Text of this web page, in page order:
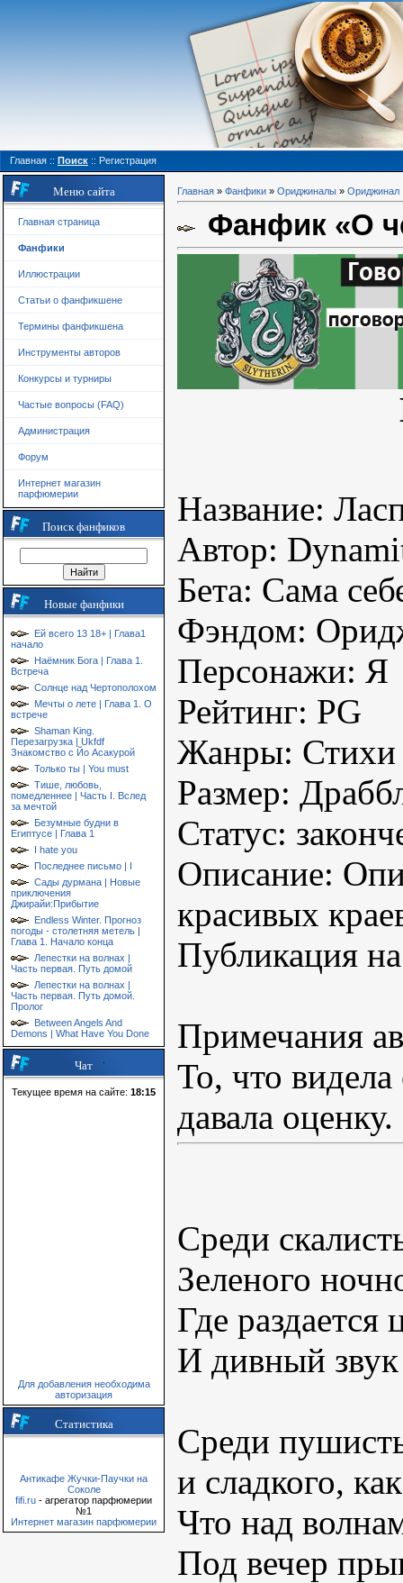
Главная :: Поиск :: Регистрация
Меню сайта
Главная страница
Фанфики
Иллюстрации
Статьи о фанфикшене
Термины фанфикшена
Инструменты авторов
Конкурсы и турниры
Частые вопросы (FAQ)
Администрация
Форум
Интернет магазин
парфюмерии
Поиск фанфиков
Новые фанфики
Ей всего 13 18+ | Глава1
начало
Наёмник Бога | Глава 1.
Встреча
Солнце над Чертополохом
Мечты о лете | Глава 1. О
встрече
Shaman King.
Перезагрузка | Ukfdf
Знакомство с Йо Асакурой
Только ты | You must
Тише, любовь,
помедленнее | Часть I. Вслед
за мечтой
Безумные будни в
Египтусе | Глава 1
I hate you
Последнее письмо | I
Сады дурмана | Новые
приключения
Джирайи:Прибытие
Endless Winter. Прогноз
погоды - столетняя метель |
Глава 1. Начало конца
Лепестки на волнах |
Часть первая. Путь домой
Лепестки на волнах |
Часть первая. Путь домой.
Пролог
Between Angels And
Demons | What Have You Done
Чат
Текущее время на сайте: 18:15
Для добавления необходима
авторизация
Статистика
Антикафе Жучки-Паучки на
Соколе
fifi.ru - агрегатор парфюмерии
№1
Интернет магазин парфюмерии
Главная » Фанфики » Ориджиналы » Ориджинал
Фанфик «О
Название:
Автор:
Бета: Сама
Фэндом:
Персонажи: Я
Рейтинг: РG
Жанры: Стихи
Размер:
Статус:
Описание:
красивых
Публикация
Примечания
То, что
давала оценку.
Среди
Зеленого
Где раздается
И дивный звук
Среди
и сладкого,
Что над
Под вечер